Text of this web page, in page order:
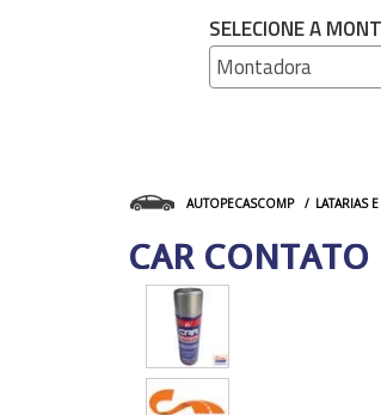
SELECIONE A
AUTOPECASCOMP LATARIAS
CAR